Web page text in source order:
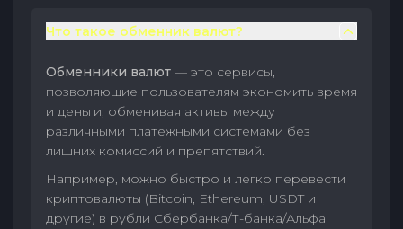
Что такое обменник валют?
Обменники валют — это сервисы,
позволяющие пользователям экономить время
и деньги, обменивая активы между
различными платежными системами без
лишних комиссий и препятствий.
Например, можно быстро и легко перевести
криптовалюты (Bitcoin, Ethereum, USDT и
другие) в рубли Сбербанка/Т-банка/Альфа